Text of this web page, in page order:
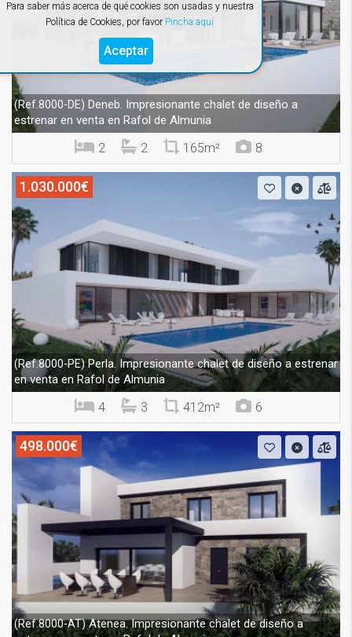
Para saber más acerca de qué cookies son usadas y nuestra
Política de Cookies, por favor Pincha aquí
Aceptar
(Ref.8000-DE) Deneb. Impresionante chalet de diseño a
estrenar en venta en Rafol de Almunia
2 2 165m² 8
1.030.000€
(Ref.8000-PE)Perla. Impresionante chalet de diseño a estrenar
en venta en Rafol de Almunia
4 3 412m² 6
498.000€
(Ref.8000-AT)Atenea. Impresionante chalet de diseño a